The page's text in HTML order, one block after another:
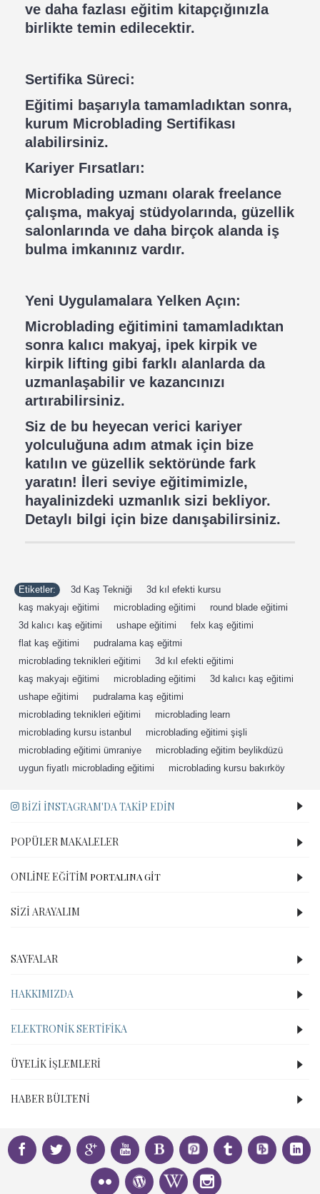
ve daha fazlası eğitim kitapçığınızla
birlikte temin edilecektir.
Sertifika Süreci:
Eğitimi başarıyla tamamladıktan sonra,
kurum Microblading Sertifikası
alabilirsiniz.
Kariyer Fırsatları:
Microblading uzmanı olarak freelance
çalışma, makyaj stüdyolarında, güzellik
salonlarında ve daha birçok alanda iş
bulma imkanınız vardır.
Yeni Uygulamalara Yelken Açın:
Microblading eğitimini tamamladıktan
sonra kalıcı makyaj, ipek kirpik ve
kirpik lifting gibi farklı alanlarda da
uzmanlaşabilir ve kazancınızı
artırabilirsiniz.
Siz de bu heyecan verici kariyer
yolculuğuna adım atmak için bize
katılın ve güzellik sektöründe fark
yaratın! İleri seviye eğitimimizle,
hayalinizdeki uzmanlık sizi bekliyor.
Detaylı bilgi için bize danışabilirsiniz.
Etiketler: 3d Kaş Tekniği 3d kıl efekti kursu
kaş makyajı eğitimi
microblading eğitimi round blade eğitimi
3d kalıcı kaş eğitimi
ushape eğitimi felx kaş eğitimi
flat kaş eğitimi
pudralama kaş eğitmi
microblading teknikleri eğitimi
3d kıl efekti eğitimi
kaş makyajı eğitimi
microblading eğitimi 3d kalıcı kaş eğitimi
ushape eğitimi
pudralama kaş eğitimi
microblading teknikleri eğitimi
microblading learn
microblading kursu istanbul
microblading eğitimi şişli
microblading eğitimi ümraniye
microblading eğitim beylikdüzü
uygun fiyatlı microblading eğitimi
microblading kursu bakırköy
BIZI İNSTAGRAM'DA TAKIP EDIN
POPÜLER MAKALELER
ONLINE EĞITIM PORTALINA GİT
SIZI ARAYALIM
SAYFALAR
HAKKIMIZDA
ELEKTRONIK SERTIFIKA
ÜYELIK İŞLEMLERI
HABER BÜLTENI